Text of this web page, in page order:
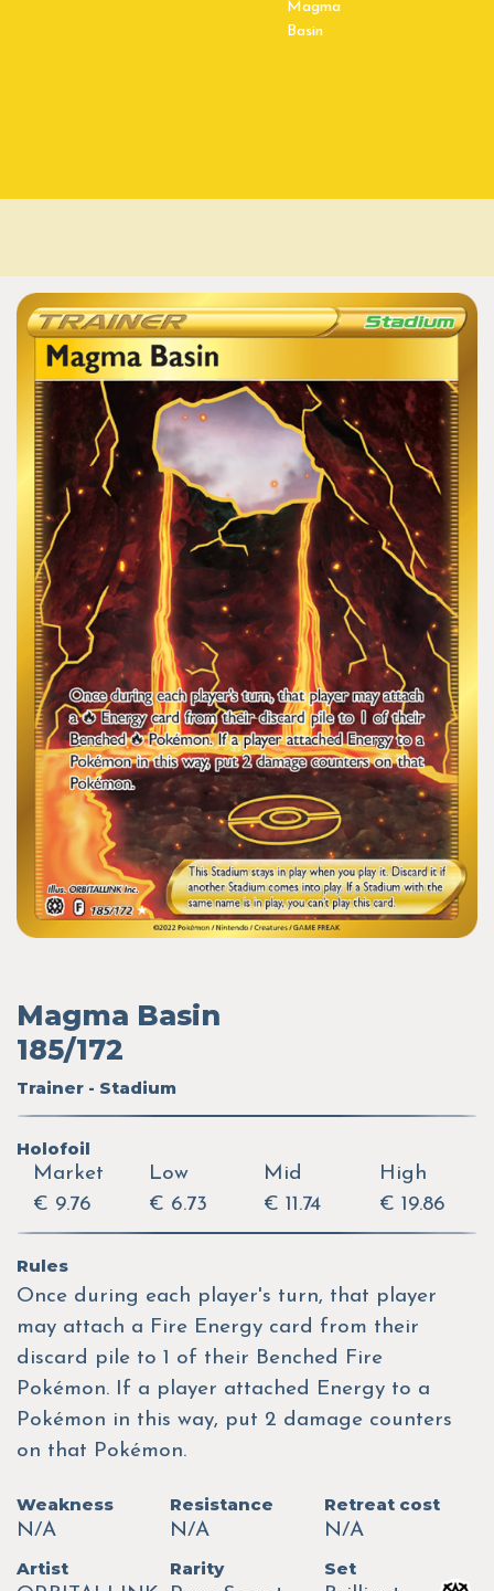
Magma
Basin
Magma Basin
185/172
Trainer - Stadium
Holofoil
Market
€ 9.76
Low
€ 6.73
Mid
€ 11.74
High
€ 19.86
Rules
Once during each player's turn, that player
may attach a Fire Energy card from their
discard pile to 1 of their Benched Fire
Pokémon. If a player attached Energy to a
Pokémon in this way, put 2 damage counters
on that Pokémon.
Weakness
N/A
Resistance
N/A
Retreat cost
N/A
Artist
Rarity
Set